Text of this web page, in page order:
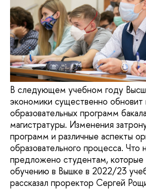
В следующем учебном году
экономики существенно обновит
образовательных программ
магистратуры. Изменения
программ и различные аспекты
образовательного процесса. Что
предложено студентам, которые
обучению в Вышке в 2022/23
рассказал проректор Сергей